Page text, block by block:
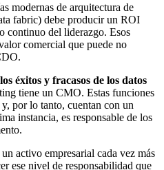
modernas de arquitectura de
fabric) debe producir un ROI
continuo del liderazgo. Esos
comercial que puede no
éxitos y fracasos de los datos
tiene un CMO. Estas funciones
por lo tanto, cuentan con un
instancia, es responsable de los
activo empresarial cada vez más
ese nivel de responsabilidad que